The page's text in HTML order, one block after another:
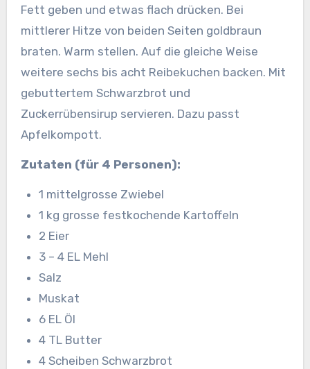
Fett geben und etwas flach drücken. Bei
mittlerer Hitze von beiden Seiten goldbraun
braten. Warm stellen. Auf die gleiche Weise
weitere sechs bis acht Reibekuchen backen. Mit
gebuttertem Schwarzbrot und
Zuckerrübensirup servieren. Dazu passt
Apfelkompott.
Zutaten (für 4 Personen):
1 mittelgrosse Zwiebel
1 kg grosse festkochende Kartoffeln
2 Eier
3 – 4 EL Mehl
Salz
Muskat
6 EL Öl
4 TL Butter
4 Scheiben Schwarzbrot